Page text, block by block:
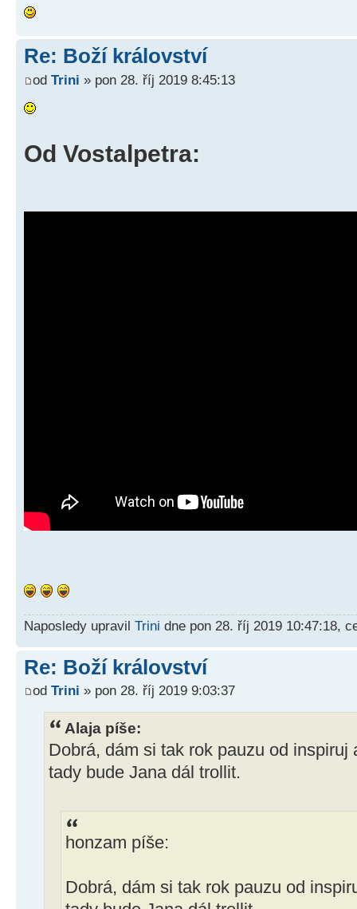
Re: Boží království
od Trini » pon 28. říj 2019 8:45:13
Od Vostalpetra:
Naposledy upravil Trini dne pon 28. říj 2019 10:47:18,
Re: Boží království
od Trini » pon 28. říj 2019 9:03:37
Alaja píše:
Dobrá, dám si tak rok pauzu od inspiruj
tady bude Jana dál trollit.
honzam píše:
Dobrá, dám si tak rok pauzu od